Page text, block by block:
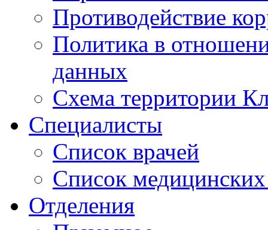
Противодействие
Политика в
данных
Схема территории
Специалисты
Список врачей
Список медицинских
Отделения